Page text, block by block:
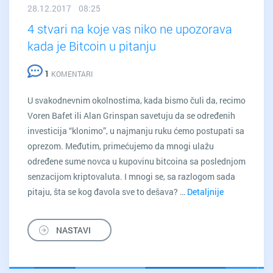
28.12.2017 08:25
4 stvari na koje vas niko ne upozorava
kada je Bitcoin u pitanju
1 KOMENTARI
U svakodnevnim okolnostima, kada bismo čuli da, recimo
Voren Bafet ili Alan Grinspan savetuju da se određenih
investicija “klonimo”, u najmanju ruku ćemo postupati sa
oprezom. Međutim, primećujemo da mnogi ulažu
određene sume novca u kupovinu bitcoina sa poslednjom
senzacijom kriptovaluta. I mnogi se, sa razlogom sada
pitaju, šta se kog đavola sve to dešava? … Detaljnije
niko
NASTAVI